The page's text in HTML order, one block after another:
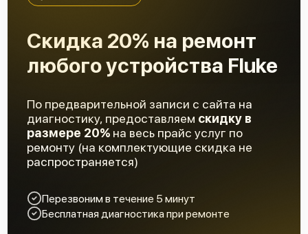
Скидка 20% на ремонт
любого устройства Fluke
По предварительной записи с сайта на
диагностику, предоставляем скидку в
размере 20% на весь прайс услуг по
ремонту (на комплектующие скидка не
распространяется)
Перезвоним в течение 5 минут
Бесплатная диагностика при ремонте